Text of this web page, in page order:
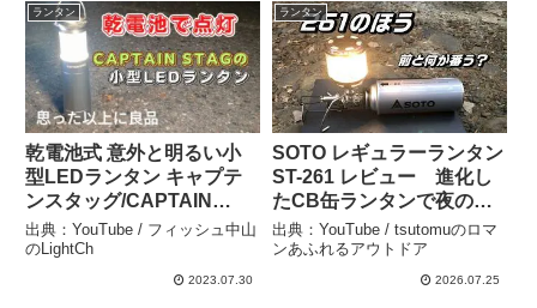
ランタン
乾電池式 意外と明るい小
型LEDランタン キャプテ
ンスタッグ/CAPTAIN
STAG NEWグロリア アル
ミLEDランタン&ライト 商
品レビュー – フィッシュ中
出典：YouTube / フィッシュ中山
のLightCh
2023.07.30
ランタン
SOTO レギュラーランタン
ST-261 レビュー 進化し
たCB缶ランタンで夜のキ
ャンプを楽しむ – tsutomu
のロマンあふれるアウトド
出典：YouTube / tsutomuのロマ
ンあふれるアウトドア
2026.07.25